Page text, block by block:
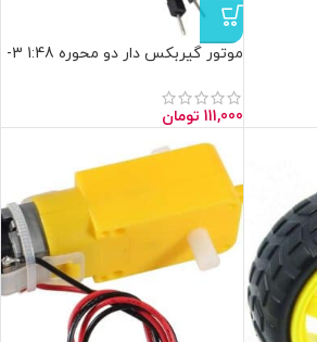
موتور گیربکس دار دو محوره 1:48 3-
111,000 تومان